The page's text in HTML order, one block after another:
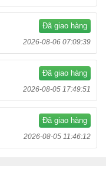
Đã giao hàng
2026-08-06 07:09:39
Đã giao hàng
2026-08-05 17:49:51
Đã giao hàng
2026-08-05 11:46:12